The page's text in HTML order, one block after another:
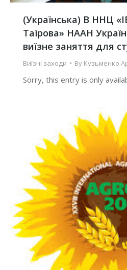
(Українська) В ННЦ
Таїрова» НААН
виїзне заняття для
Виїзні заходи By Кузьменко
Sorry, this entry is only